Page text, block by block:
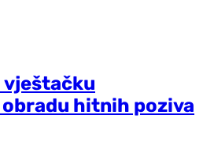
vještačku
hitnih poziva